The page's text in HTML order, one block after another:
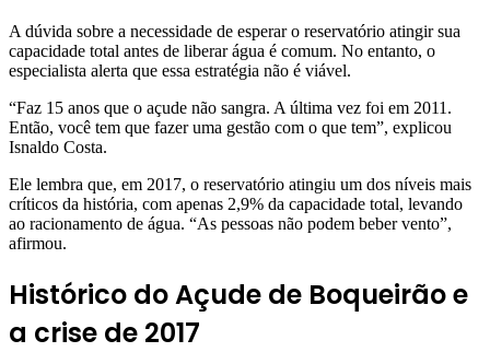
A dúvida sobre a necessidade de esperar o reservatório atingir sua
capacidade total antes de liberar água é comum. No entanto, o
especialista alerta que essa estratégia não é viável.
“Faz 15 anos que o açude não sangra. A última vez foi em 2011.
Então, você tem que fazer uma gestão com o que tem”, explicou
Isnaldo Costa.
Ele lembra que, em 2017, o reservatório atingiu um dos níveis mais
críticos da história, com apenas 2,9% da capacidade total, levando
ao racionamento de água. “As pessoas não podem beber vento”,
afirmou.
Histórico do Açude de Boqueirão e
a crise de 2017